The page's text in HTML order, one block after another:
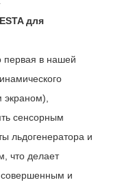
для
первая в нашей
сенсорным
льдогенератора и
что делает
совершенным и